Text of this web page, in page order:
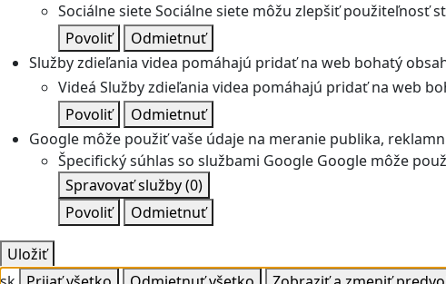
Sociálne sieteSociálne siete môžu zlepšiť použiteľnosť
Povoliť
Odmietnuť
Služby zdieľania videa pomáhajú pridať na web bohatý
Videá Služby zdieľania videa pomáhajú pridať na web
Povoliť
Odmietnuť
Google môže použiť vaše údaje na meranie publika,
Špecifický súhlas so službami Google Google môže
Spravovať služby(0)
Povoliť
Odmietnuť
Uložiť